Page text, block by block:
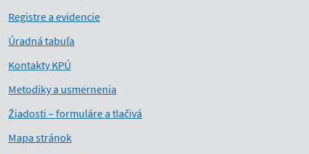
Registre a evidencie
Úradná tabuľa
Kontakty KPÚ
Metodiky a usmernenia
Žiadosti – formuláre a tlačivá
Mapa stránok